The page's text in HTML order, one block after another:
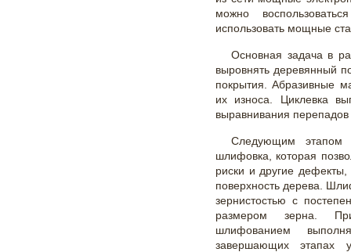
можно
использовать мощные
Основная задача в
выровнять деревянный
покрытия. Абразивные
их износа. Циклевка
выравнивания
Следующим этапом
шлифовка, которая
риски и другие
поверхность дерева.
зернистостью с
размером зерна.
шлифованием
завершающих этапах